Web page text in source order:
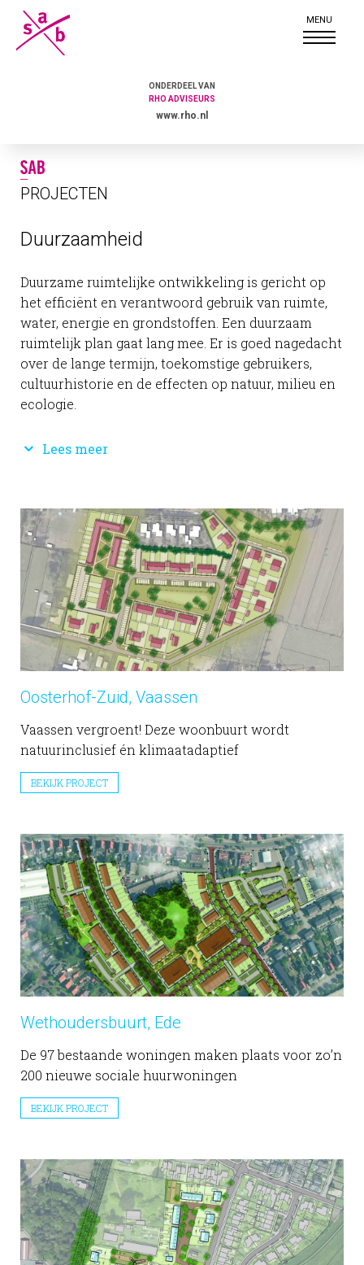
ONDERDEEL VAN
RHO ADVISEURS
www.rho.nl
PROJECTEN
Duurzaamheid
Duurzame ruimtelijke ontwikkeling is gericht op
het efficiënt en verantwoord gebruik van ruimte,
water, energie en grondstoffen. Een duurzaam
ruimtelijk plan gaat lang mee. Er is goed nagedacht
over de lange termijn, toekomstige gebruikers,
cultuurhistorie en de effecten op natuur, milieu en
ecologie.
Lees meer
Oosterhof-Zuid, Vaassen
Vaassen vergroent! Deze woonbuurt wordt
natuurinclusief én klimaatadaptief
BEKIJK PROJECT
Wethoudersbuurt, Ede
De 97 bestaande woningen maken plaats voor zo’n
200 nieuwe sociale huurwoningen
BEKIJK PROJECT